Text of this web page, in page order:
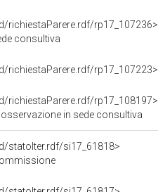
richiestaParere.rdf/rp17_107236>
consultiva
richiestaParere.rdf/rp17_107223>
richiestaParere.rdf/rp17_108197>
in sede consultiva
statoIter.rdf/si17_61818>